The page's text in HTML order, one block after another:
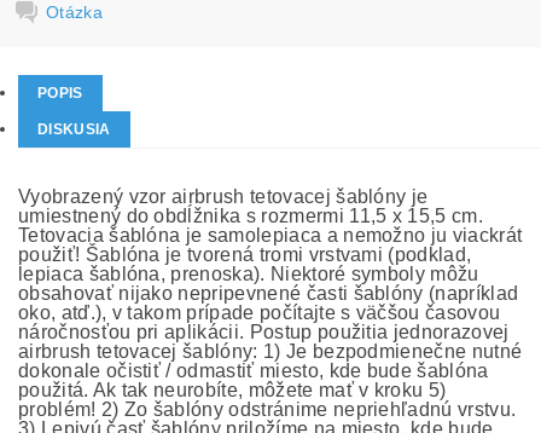
Otázka
POPIS
DISKUSIA
Vyobrazený vzor airbrush tetovacej šablóny je
umiestnený do obdĺžnika s rozmermi 11,5 x 15,5 cm.
Tetovacia šablóna je samolepiaca a nemožno ju viackrát
použiť! Šablóna je tvorená tromi vrstvami (podklad,
lepiaca šablóna, prenoska). Niektoré symboly môžu
obsahovať nijako nepripevnené časti šablóny (napríklad
oko, atď.), v takom prípade počítajte s väčšou časovou
náročnosťou pri aplikácii. Postup použitia jednorazovej
airbrush tetovacej šablóny: 1) Je bezpodmienečne nutné
dokonale očistiť / odmastiť miesto, kde bude šablóna
použitá. Ak tak neurobíte, môžete mať v kroku 5)
problém! 2) Zo šablóny odstránime nepriehľadnú vrstvu.
3) Lepivú časť šablóny priložíme na miesto, kde bude